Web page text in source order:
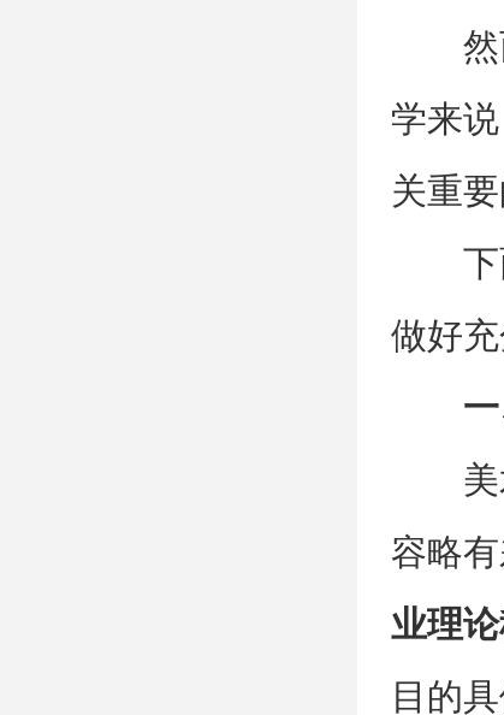
学来
关重要
做好
容略
业理
目的具